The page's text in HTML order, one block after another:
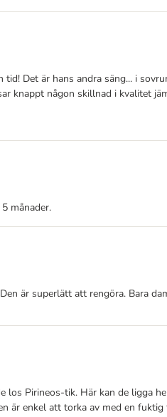
Det är hans andra säng... i
knappt någon skillnad i kvalitet
månader.
är superlätt att rengöra. Bara
Pirineos-tik. Här kan de ligga
är enkel att torka av med en